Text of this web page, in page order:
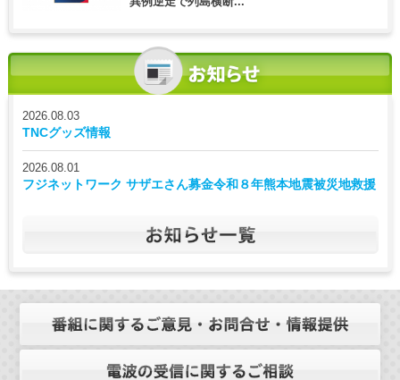
2026.08.03
TNCグッズ情報
2026.08.01
フジネットワーク サザエさん募金令和８年熊本地震被災地救援